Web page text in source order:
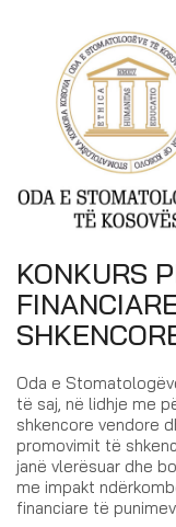
KONKURS
Oda e
të saj, në lidhje me
shkencore vendore
promovimit të
janë vlerësuar dhe
me impakt
financiare të